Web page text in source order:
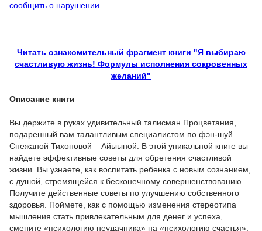
сообщить о нарушении
Читать ознакомительный фрагмент книги "Я выбираю
счастливую жизнь! Формулы исполнения сокровенных
желаний"
Описание книги
Вы держите в руках удивительный талисман Процветания,
подаренный вам талантливым специалистом по фэн-шуй
Снежаной Тихоновой – Айыыной. В этой уникальной книге вы
найдете эффективные советы для обретения счастливой
жизни. Вы узнаете, как воспитать ребенка с новым сознанием,
с душой, стремящейся к бесконечному совершенствованию.
Получите действенные советы по улучшению собственного
здоровья. Поймете, как с помощью изменения стереотипа
мышления стать привлекательным для денег и успеха,
смените «психологию неудачника» на «психологию счастья».